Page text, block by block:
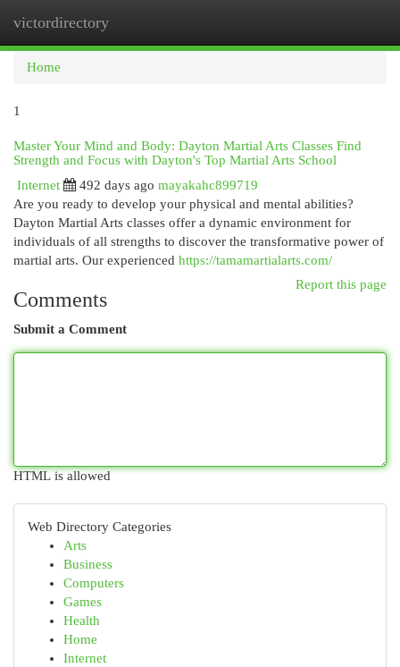
victordirectory
Home
1
Master Your Mind and Body: Dayton Martial Arts Classes Find
Strength and Focus with Dayton's Top Martial Arts School
Internet
492 days ago mayakahc899719
Are you ready to develop your physical and mental abilities?
Dayton Martial Arts classes offer a dynamic environment for
individuals of all strengths to discover the transformative power of
martial arts. Our experienced https://tamamartialarts.com/
Report this page
Comments
Submit a Comment
HTML is allowed
Web Directory Categories
Arts
Business
Computers
Games
Health
Home
Internet